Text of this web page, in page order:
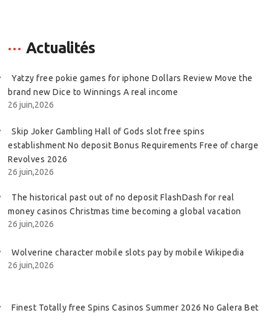
Actualités
Yatzy free pokie games for iphone Dollars Review Move the
brand new Dice to Winnings A real income
26 juin,2026
Skip Joker Gambling Hall of Gods slot free spins
establishment No deposit Bonus Requirements Free of charge
Revolves 2026
26 juin,2026
The historical past out of no deposit FlashDash for real
money casinos Christmas time becoming a global vacation
26 juin,2026
Wolverine character mobile slots pay by mobile Wikipedia
26 juin,2026
Finest Totally free Spins Casinos Summer 2026 No Galera Bet